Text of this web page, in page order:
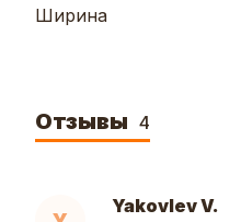
Ширина
Отзывы 4
Yakovlev V.